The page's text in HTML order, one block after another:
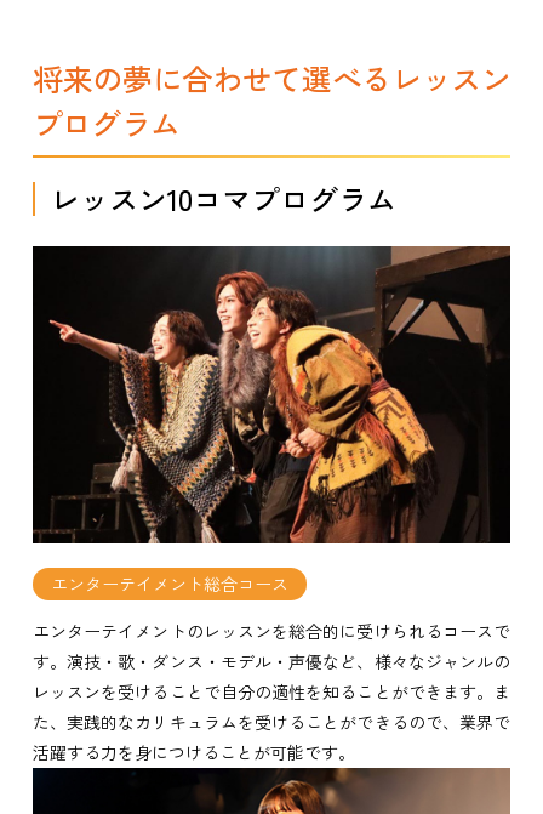
将来の夢に合わせて選べるレッスン
プログラム
レッスン10コマプログラム
エンターテイメント総合コース
エンターテイメントのレッスンを総合的に受けられるコースで
す。演技・歌・ダンス・モデル・声優など、様々なジャンルの
レッスンを受けることで自分の適性を知ることができます。ま
た、実践的なカリキュラムを受けることができるので、業界で
活躍する力を身につけることが可能です。